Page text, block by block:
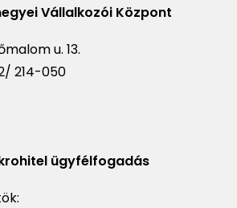
Vállalkozói Központ
u. 13.
214-050
ügyfélfogadás